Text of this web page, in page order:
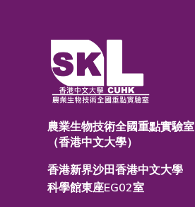
農業生物技術全國重點實驗室
（香港中文大學）
香港新界沙田香港中文大學
科學館東座EG02室